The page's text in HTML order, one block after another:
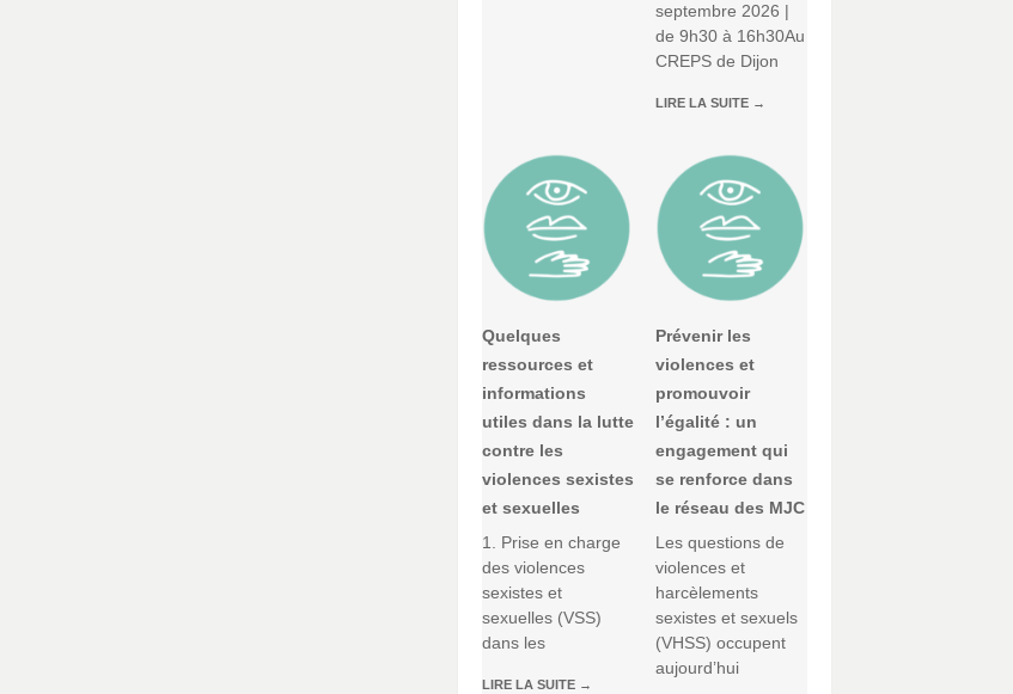
septembre 2026 |
de 9h30 à 16h30Au
CREPS de Dijon
LIRE LA SUITE →
Quelques
ressources et
informations
utiles dans la lutte
contre les
violences sexistes
et sexuelles
1. Prise en charge
des violences
sexistes et
sexuelles (VSS)
dans les
LIRE LA SUITE →
Prévenir les
violences et
promouvoir
l’égalité : un
engagement qui
se renforce dans
le réseau des MJC
Les questions de
violences et
harcèlements
sexistes et sexuels
(VHSS) occupent
aujourd’hui